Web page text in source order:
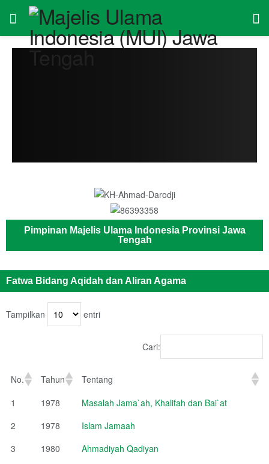
Pimpinan Majelis Ulama Indonesia Provinsi Jawa
Tengah
Fatwa Bidang Aqidah dan Aliran Agama
Tampilkan entri
Cari:
No. Tahun
Tentang
1
1978
Masalah Jama`ah, Khalifah dan Bai`at
2
1978
Islam Jamaah
3
1980
Ahmadiyah Qadiyan